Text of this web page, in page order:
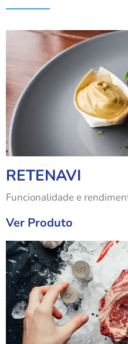
RETENAVI
Funcionalidade e
Ver Produto